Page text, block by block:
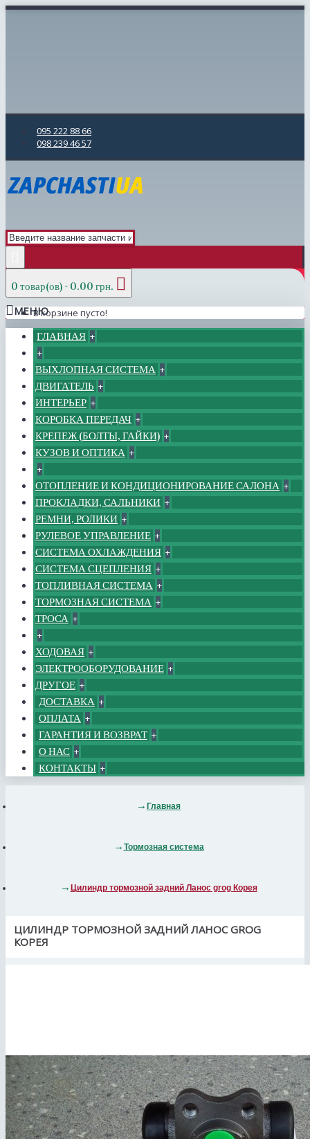
095 222 88 66
098 239 46 57
0 товар(ов) - 0.00 грн.
В корзине пусто!
МЕНЮ
ГЛАВНАЯ +
+
ВЫХЛОПНАЯ СИСТЕМА +
ДВИГАТЕЛЬ +
ИНТЕРЬЕР +
КОРОБКА ПЕРЕДАЧ +
КРЕПЕЖ (БОЛТЫ, ГАЙКИ) +
КУЗОВ И ОПТИКА +
+
ОТОПЛЕНИЕ И КОНДИЦИОНИРОВАНИЕ САЛОНА +
ПРОКЛАДКИ, САЛЬНИКИ +
РЕМНИ, РОЛИКИ +
РУЛЕВОЕ УПРАВЛЕНИЕ +
СИСТЕМА ОХЛАЖДЕНИЯ +
СИСТЕМА СЦЕПЛЕНИЯ +
ТОПЛИВНАЯ СИСТЕМА +
ТОРМОЗНАЯ СИСТЕМА +
ТРОСА +
+
ХОДОВАЯ +
ЭЛЕКТРООБОРУДОВАНИЕ +
ДРУГОЕ +
ДОСТАВКА +
ОПЛАТА +
ГАРАНТИЯ И ВОЗВРАТ +
О НАС +
КОНТАКТЫ +
Главная
Тормозная система
Цилиндр тормозной задний Ланос grog Корея
ЦИЛИНДР ТОРМОЗНОЙ ЗАДНИЙ ЛАНОС GROG
КОРЕЯ